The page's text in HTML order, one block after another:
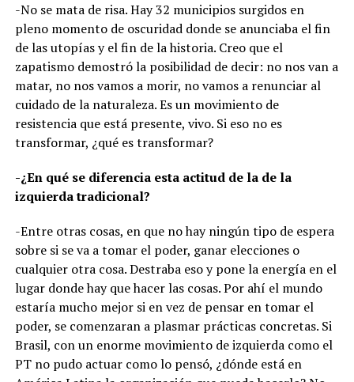
-No se mata de risa. Hay 32 municipios surgidos en
pleno momento de oscuridad donde se anunciaba el fin
de las utopías y el fin de la historia. Creo que el
zapatismo demostró la posibilidad de decir: no nos van a
matar, no nos vamos a morir, no vamos a renunciar al
cuidado de la naturaleza. Es un movimiento de
resistencia que está presente, vivo. Si eso no es
transformar, ¿qué es transformar?
-¿En qué se diferencia esta actitud de la de la
izquierda tradicional?
-Entre otras cosas, en que no hay ningún tipo de espera
sobre si se va a tomar el poder, ganar elecciones o
cualquier otra cosa. Destraba eso y pone la energía en el
lugar donde hay que hacer las cosas. Por ahí el mundo
estaría mucho mejor si en vez de pensar en tomar el
poder, se comenzaran a plasmar prácticas concretas. Si
Brasil, con un enorme movimiento de izquierda como el
PT no pudo actuar como lo pensó, ¿dónde está en